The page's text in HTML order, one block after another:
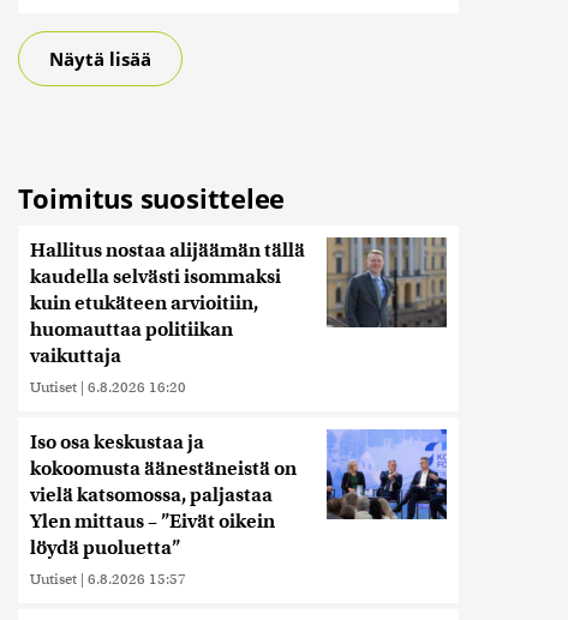
Näytä lisää
Toimitus suosittelee
Hallitus nostaa alijäämän tällä
kaudella selvästi isommaksi
kuin etukäteen arvioitiin,
huomauttaa politiikan
vaikuttaja
Uutiset | 6.8.2026 16:20
Iso osa keskustaa ja
kokoomusta äänestäneistä on
vielä katsomossa, paljastaa
Ylen mittaus – ”Eivät oikein
löydä puoluetta”
Uutiset | 6.8.2026 15:57